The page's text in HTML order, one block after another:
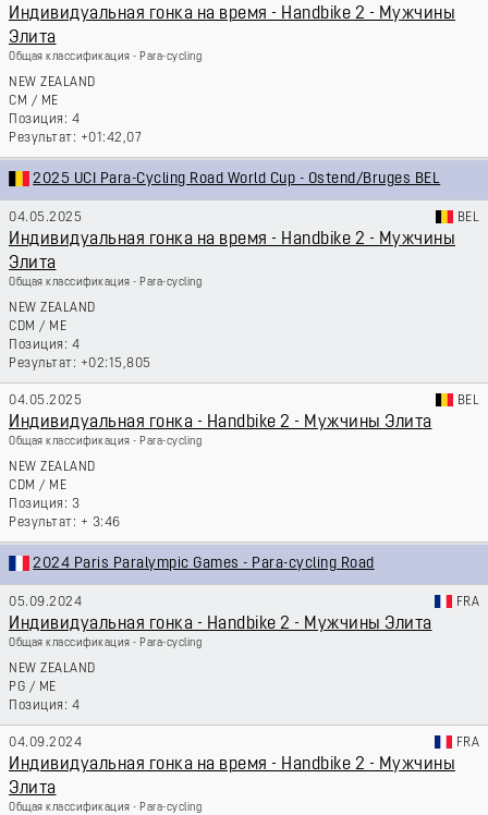
Индивидуальная гонка на время - Handbike 2 - Мужчины
Элита
Общая классификация - Para-cycling
NEW ZEALAND
CM / ME
4
+01:42,07
2025 UCI Para-Cycling Road World Cup - Ostend/Bruges BEL
04.05.2025 BEL
Индивидуальная гонка на время - Handbike 2 - Мужчины
Элита
Общая классификация - Para-cycling
NEW ZEALAND
CDM / ME
4
+02:15,805
04.05.2025 BEL
Индивидуальная гонка - Handbike 2 - Мужчины Элита
Общая классификация - Para-cycling
NEW ZEALAND
CDM / ME
3
+ 3:46
2024 Paris Paralympic Games - Para-cycling Road
05.09.2024 FRA
Индивидуальная гонка - Handbike 2 - Мужчины Элита
Общая классификация - Para-cycling
NEW ZEALAND
PG / ME
4
04.09.2024 FRA
Индивидуальная гонка на время - Handbike 2 - Мужчины
Элита
Общая классификация - Para-cycling